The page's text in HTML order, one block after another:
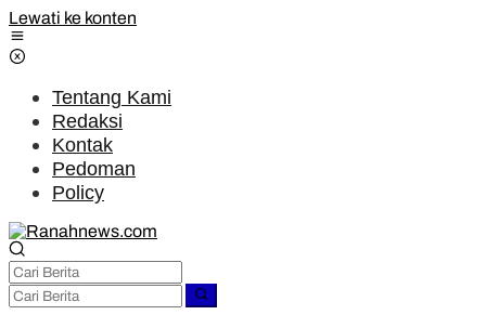
Lewati ke konten
Tentang Kami
Redaksi
Kontak
Pedoman
Policy